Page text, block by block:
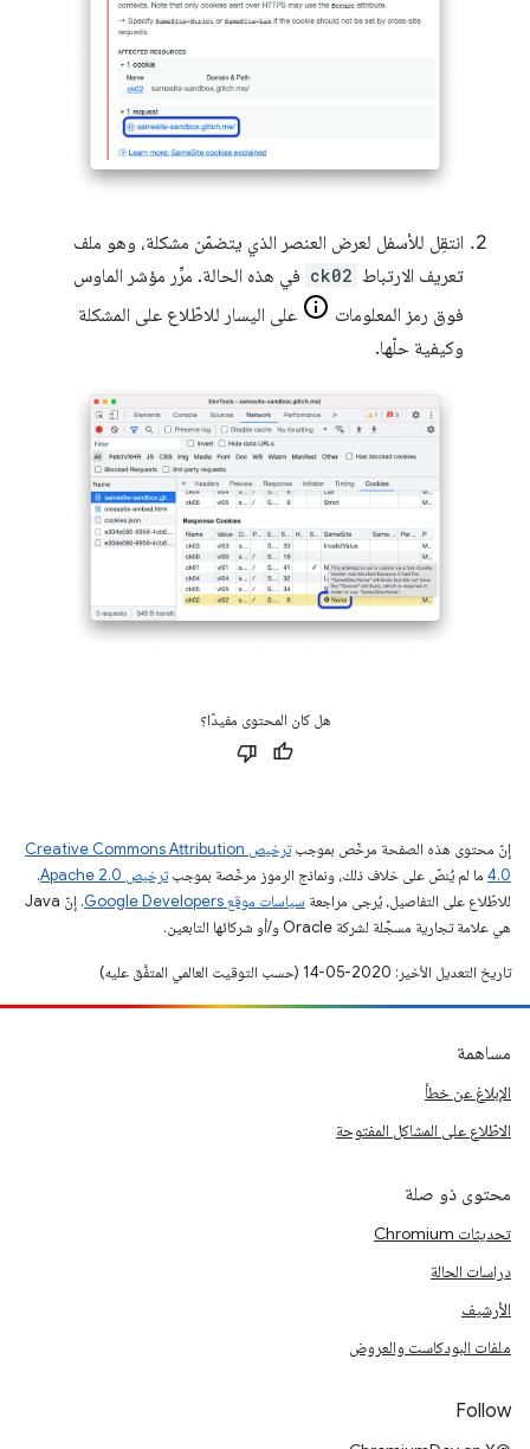
انتقِل للأسفل لعرض العنصر الذي يتضمّن مشكلة، وهو ملف
تعريف الارتباط ck02 في هذه الحالة. مرِّر مؤشر الماوس
فوق رمز المعلومات
على اليسار للاطّلاع على المشكلة
وكيفية حلّها.
هل كان المحتوى مفيدًا؟
إنّ محتوى هذه الصفحة مرخّص بموجب
ترخيص Creative Commons Attribution
4.0‏ ما لم يُنصّ على خلاف ذلك، ونماذج الرموز مرخّصة بموجبترخيص Apache 2.0‏
.
للاطّلاع على التفاصيل، يُرجى مراجعة سياسات موقع Google Developers‏
. إنّ Java
هي علامة تجارية مسجَّلة لشركة Oracle و/أو شركائها التابعين.
تاريخ التعديل الأخير: 2020-05-14 (حسب التوقيت العالمي المتفَّق عليه)
مساهمة
الإبلاغ عن خطأ
الاطّلاع على المشاكل المفتوحة
محتوى ذو صلة
تحديثات Chromium
دراسات الحالة
الأرشيف
ملفات البودكاست والعروض
Follow